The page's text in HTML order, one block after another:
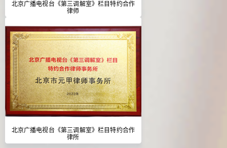
北京广播电视台《第三调解室》栏目特约合作
律师
北京广播电视台《第三调解室》栏目特约合作
律所